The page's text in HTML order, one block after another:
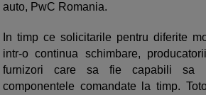
auto, PwC Romania.
In timp ce solicitarile pentru diferite
intr-o continua schimbare,
furnizori care sa fie capabili sa
componentele comandate la timp.